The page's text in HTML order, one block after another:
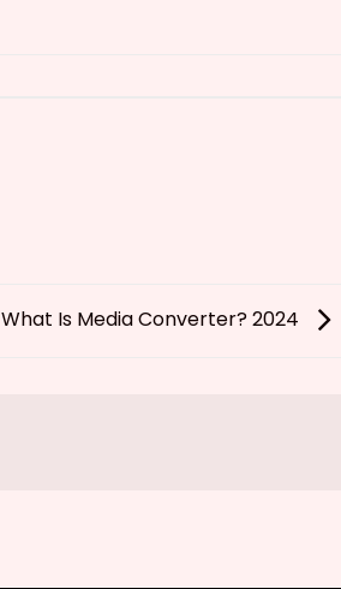
What Is Media Converter? 2024